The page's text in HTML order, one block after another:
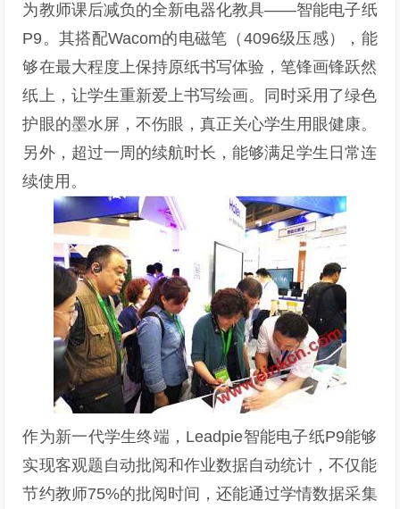
为教师课后减负的全新电器化教具——智能电子纸
P9。其搭配Wacom的电磁笔（4096级压感），能
够在最大程度上保持原纸书写体验，笔锋画锋跃然
纸上，让学生重新爱上书写绘画。同时采用了绿色
护眼的墨水屏，不伤眼，真正关心学生用眼健康。
另外，超过一周的续航时长，能够满足学生日常连
续使用。
作为新一代学生终端，Leadpie智能电子纸P9能够
实现客观题自动批阅和作业数据自动统计，不仅能
节约教师75%的批阅时间，还能通过学情数据采集